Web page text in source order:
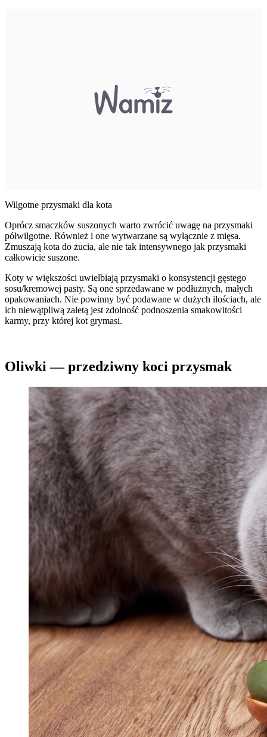
Wilgotne przysmaki dla kota
Oprócz smaczków suszonych warto zwrócić uwagę na przysmaki
półwilgotne. Również i one wytwarzane są wyłącznie z mięsa.
Zmuszają kota do żucia, ale nie tak intensywnego jak przysmaki
całkowicie suszone.
Koty w większości uwielbiają przysmaki o konsystencji gęstego
sosu/kremowej pasty. Są one sprzedawane w podłużnych, małych
opakowaniach. Nie powinny być podawane w dużych ilościach, ale
ich niewątpliwą zaletą jest zdolność podnoszenia smakowitości
karmy, przy której kot grymasi.
Oliwki — przedziwny koci przysmak